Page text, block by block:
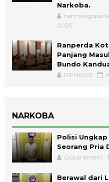
Narkoba.
2026
Ranperda
Panjang
Bundo
RIFNALDI
NARKOBA
Polisi Ungkap
Seorang Pria
Goparlement
Berawal dari